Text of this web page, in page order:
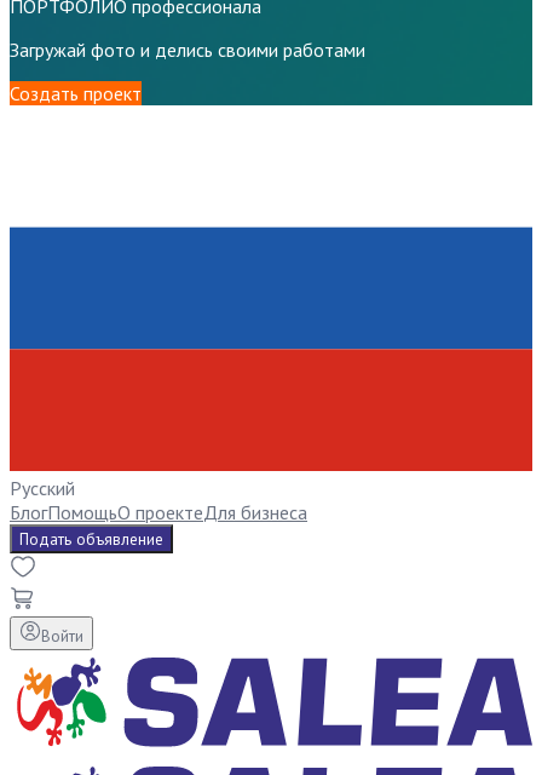
ПОРТФОЛИО профессионала
Загружай фото и делись своими работами
Создать проект
Русский
БлогПомощьО проектеДля бизнеса
Подать объявление
Войти